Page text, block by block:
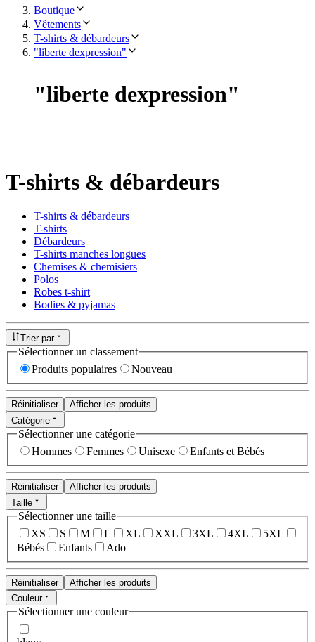
Boutique
Vêtements
T-shirts & débardeurs
"liberte dexpression"
"liberte dexpression"
T-shirts & débardeurs
T-shirts & débardeurs
T-shirts
Débardeurs
T-shirts manches longues
Chemises & chemisiers
Polos
Robes t-shirt
Bodies & pyjamas
Trier par
Sélectionner un classement
Produits populaires
Nouveau
Réinitialiser
Afficher les produits
Catégorie
Sélectionner une catégorie
Hommes
Femmes Unisexe Enfants et Bébés
Réinitialiser
Afficher les produits
Taille
Sélectionner une taille
XS
S M L XL XXL 3XL 4XL
5XL
Bébés
Enfants Ado
Réinitialiser
Afficher les produits
Couleur
Sélectionner une couleur